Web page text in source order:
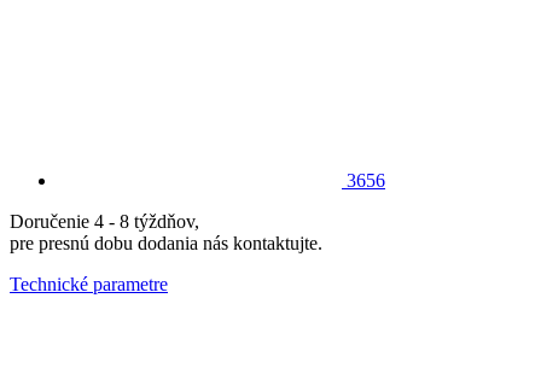
3656
Doručenie 4 - 8 týždňov,
pre presnú dobu dodania nás kontaktujte.
Technické parametre